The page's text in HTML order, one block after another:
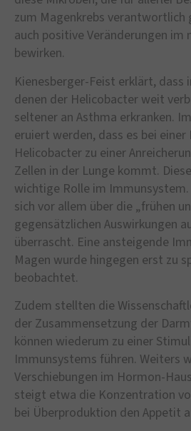
zum Magenkrebs verantwortlich
auch positive Veränderungen im
bewirken.
Kienesberger-Feist erklärt, dass
denen der Helicobacter weit
seltener an Asthma erkranken.
eruiert werden, dass es bei
Helicobacter zu einer
Zellen in der Lunge kommt.
wichtige Rolle im
sich vor allem über die „frühen
gegensätzlichen Auswirkungen
überrascht. Eine ansteigende
Magen wurde hingegen erst zu
beobachtet.
Zudem stellten die
der Zusammensetzung der
können wiederum zu einer
Immunsystems führen. Weiters
Verschiebungen im Hormon-
steigt etwa die Konzentration
bei Überproduktion den Appetit